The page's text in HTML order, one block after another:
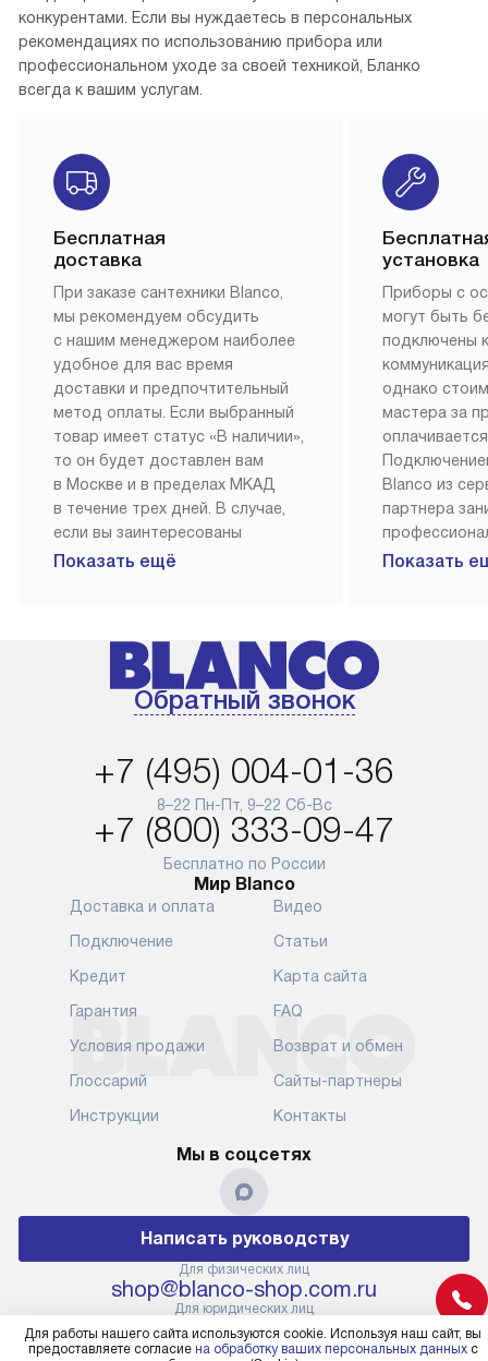
конкурентами. Если вы нуждаетесь в персональных
рекомендациях по использованию прибора или
профессиональном уходе за своей техникой, Бланко
всегда к вашим услугам.
Бесплатная
доставка
При заказе сантехники Blanco,
мы рекомендуем обсудить
с нашим менеджером наиболее
удобное для вас время
доставки и предпочтительный
метод оплаты. Если выбранный
товар имеет статус «В наличии»,
то он будет доставлен вам
в Москве и в пределах МКАД
в течение трех дней. В случае,
если вы заинтересованы
в товаре, который доступен
менеджером на сайте. Товары
с особым лейблом
доставляются бесплатно
аксессуаров не предусмотрена.
Для доставки в другие регионы
мы используем услуги
транспортной компании.
Уточняйте все условия доставки
у нашего менеджера при
оформлении заказа.
В установленный день наша
упакованный прибор прямо
к вашей двери или до прихожей.
Если вам необходимо
переместить прибор к месту его
установки, пожалуйста,
предварительно обсудите это
с нашим менеджером. Эта
подлежит оплате. Важно
помнить, что если размеры
прибора не позволяют его
проходу через дверной проем,
сотрудники транспортной
службы не имеют права
Показать ещё
установка
Приборы с
могут быть
подключены
однако
мастера за
Blanco из
партнера
Наш сервис
возможные
Готовые
первый
В
не
работы:
Показать
Обратный звонок
+7 (495) 004-01-36
8–22 Пн-Пт, 9–22 Сб-Вс
+7 (800) 333-09-47
Бесплатно по России
Мир Blanco
Доставка и оплата
Подключение
Кредит
Гарантия
Условия продажи
Глоссарий
Инструкции
Видео
Статьи
Карта сайта
FAQ
Возврат и обмен
Сайты-партнеры
Контакты
Мы в соцсетях
Написать руководству
Для физических лиц
shop@blanco-shop.com.ru
Для юридических лиц
business@kvalitet.company
Для работы нашего сайта используются cookie. Используя наш сайт, вы
предоставляете согласие на обработку ваших персональных данныхс